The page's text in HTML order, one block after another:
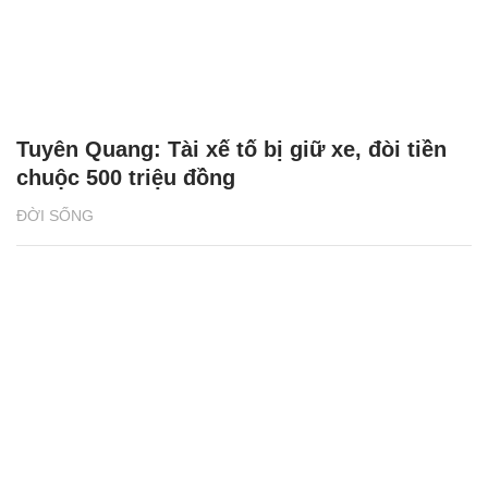
ĐỜI SỐNG
Tuyên Quang: Tài xế tố bị giữ xe, đòi tiền
chuộc 500 triệu đồng